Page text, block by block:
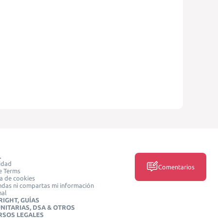
Terms
de cookies
ni compartas mi información
GUÍAS
DSA & OTROS
LEGALES
Comentarios